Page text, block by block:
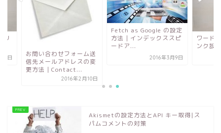
い合わせフォーム送
メールアドレスの変
法｜Contact...
2016年2月10日
Fetch as Google の設定
方法｜インデックススピ
ワードプレスのパー
ンク設定について
Akismetの設定方法とAPI キー取得|ス
パムコメントの対策